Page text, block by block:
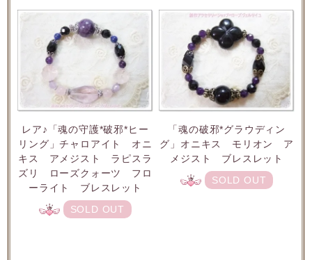
レア♪「魂の守護*破邪*ヒー
リング」チャロアイト オニ
キス アメジスト ラピスラ
ズリ ローズクォーツ フロ
ーライト ブレスレット
SOLD OUT
「魂の破邪*グラウディン
グ」オニキス モリオン ア
メジスト ブレスレット
SOLD OUT